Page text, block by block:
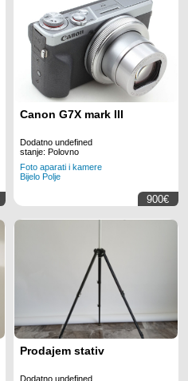
Canon G7X mark III
Dodatno undefined
stanje: Polovno
Foto aparati i kamere
Bijelo Polje
900€
Prodajem stativ
Dodatno undefined